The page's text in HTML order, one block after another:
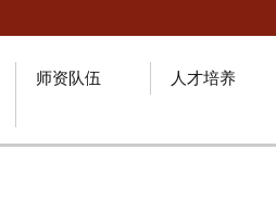
师资队伍 人才培养